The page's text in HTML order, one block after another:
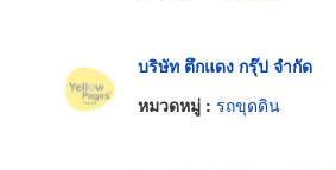
บริษัท ตึกแดง กรุ๊ป จำกัด
หมวดหมู่ : รถขุดดิน